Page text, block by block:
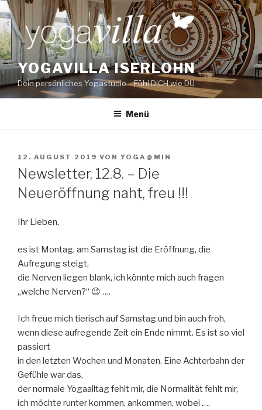
Zum
Inhalt
springen
YOGAVILLA ISERLOHN
Dein persönliches Yogastudio – Fühl DICH wie DU
Menü
VERÖFFENTLICHT
AM
12. AUGUST 2019 VON YOGA@MIN
Newsletter, 12.8. – Die
Neueröffnung naht, freu !!!
Ihr Lieben,
es ist Montag, am Samstag ist die Eröffnung, die
Aufregung steigt,
die Nerven liegen blank, ich könnte mich auch fragen
„welche Nerven?“ 😉 ….
Ich freue mich tierisch auf Samstag und bin auch froh,
wenn diese aufregende Zeit ein Ende nimmt. Es ist so viel
passiert
in den letzten Wochen und Monaten. Eine Achterbahn der
Gefühle war das,
der normale Yogaalltag fehlt mir, die Normalität fehlt mir,
ich möchte runter kommen, ankommen, wobei ….